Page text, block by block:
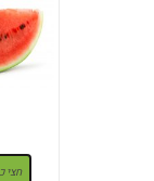
חצי כ-3